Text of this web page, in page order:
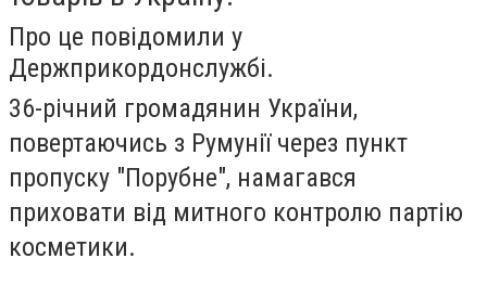
Про це повідомили у
Держприкордонслужбі.
36-річний громадянин України,
повертаючись з Румунії через пункт
пропуску "Порубне", намагався
приховати від митного контролю партію
косметики.